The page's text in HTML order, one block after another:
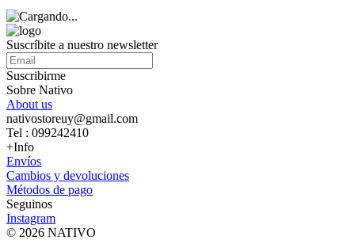
Suscríbite a nuestro newsletter
Suscribirme
Sobre Nativo
About us
nativostoreuy@gmail.com
Tel : 099242410
+Info
Envíos
Cambios y devoluciones
Métodos de pago
Seguinos
Instagram
© 2026 NATIVO